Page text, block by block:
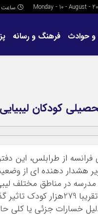
ساعت
و حوادث فرهنگ و رسانه
کودکان لیبیایی
فرانسه از طرابلس، این
هشدار دهنده ای از
در این گزارش آمده است: در مجموع 558
است.
خسارات جزئی یا کلی